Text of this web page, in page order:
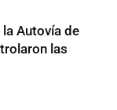
Autovía de
las